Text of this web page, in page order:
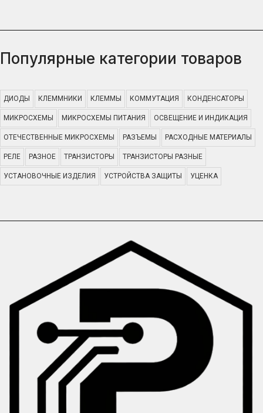
Популярные категории товаров
ДИОДЫ КЛЕММНИКИ КЛЕММЫ КОММУТАЦИЯ КОНДЕНСАТОРЫ
МИКРОСХЕМЫ МИКРОСХЕМЫ ПИТАНИЯ ОСВЕЩЕНИЕ И ИНДИКАЦИЯ
ОТЕЧЕСТВЕННЫЕ МИКРОСХЕМЫ РАЗЪЕМЫ РАСХОДНЫЕ МАТЕРИАЛЫ
РЕЛЕ РАЗНОЕ ТРАНЗИСТОРЫ ТРАНЗИСТОРЫ РАЗНЫЕ
УСТАНОВОЧНЫЕ ИЗДЕЛИЯ УСТРОЙСТВА ЗАЩИТЫ УЦЕНКА